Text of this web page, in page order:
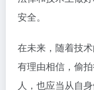
安全。
在未来，随着技
有理由相信，偷
人，也应当从自